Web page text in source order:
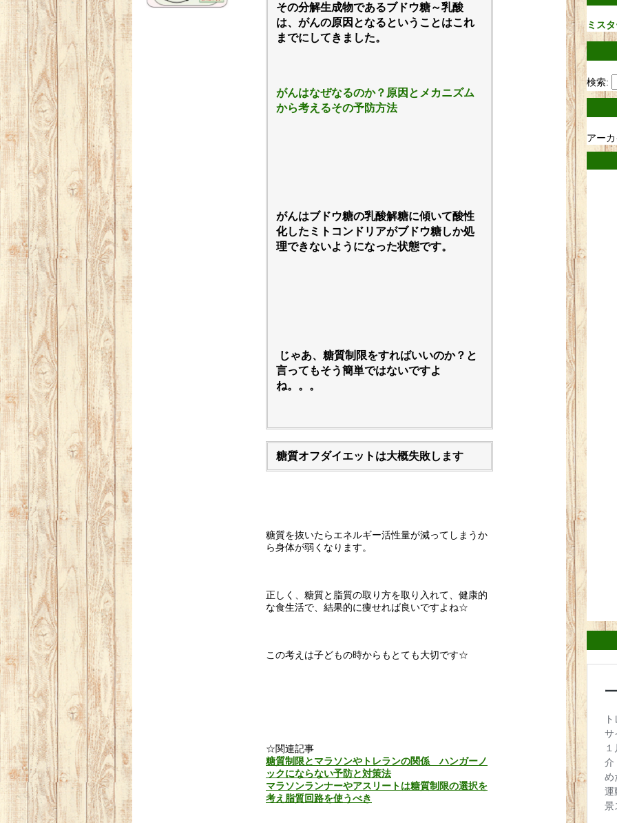
その分解生成物であるブドウ糖～乳酸
は、がんの原因となるということはこれ
までにしてきました。
がんはなぜなるのか？原因とメカニズム
から考えるその予防方法
がんはブドウ糖の乳酸解糖に傾いて酸性
化したミトコンドリアがブドウ糖しか処
理できないようになった状態です。
じゃあ、糖質制限をすればいいのか？と
言ってもそう簡単ではないですよ
ね。。。
糖質オフダイエットは大概失敗します
糖質を抜いたらエネルギー活性量が減ってしまうか
ら身体が弱くなります。
正しく、糖質と脂質の取り方を取り入れて、健康的
な食生活で、結果的に痩せれば良いですよね☆
この考えは子どもの時からもとても大切です☆
☆関連記事
糖質制限とマラソンやトレランの関係 ハンガーノ
ックにならない予防と対策法
マラソンランナーやアスリートは糖質制限の選択を
考え脂質回路を使うべき
ミス
検索:
アー